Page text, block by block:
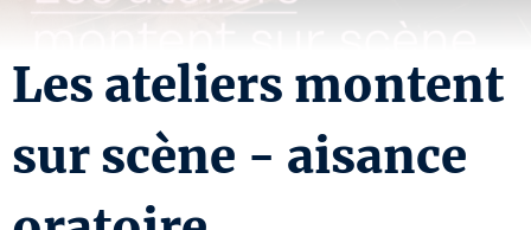
Les ateliers montent
sur scène - aisance